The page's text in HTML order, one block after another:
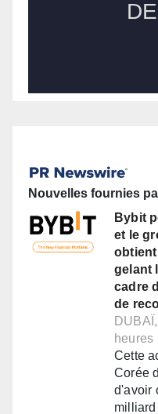
Nouvelles fournies
Bybit
et le
gelant
cadre
de
heures
Cette
Corée
d'avoir
milliard